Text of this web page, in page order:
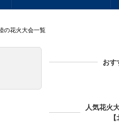
の花火大会一覧
おす
人気花火